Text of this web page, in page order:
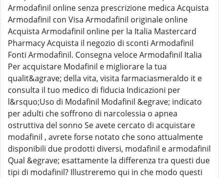
Armodafinil online senza prescrizione medica Acquista
Armodafinil con Visa Armodafinil originale online
Acquista Armodafinil online per la Italia Mastercard
Pharmacy Acquista il negozio di sconti Armodafinil
Fonti Armodafinil. Consegna veloce Armodafinil Italia
Per acquistare Modafinil e migliorare la tua
qualit&agrave; della vita, visita farmaciasmeraldo it e
consulta il tuo medico di fiducia Indicazioni per
l&rsquo;Uso di Modafinil Modafinil &egrave; indicato
per adulti che soffrono di narcolessia o apnea
ostruttiva del sonno Se avete cercato di acquistare
modafinil , avrete forse notato che sono attualmente
disponibili due prodotti diversi, modafinil e armodafinil
Qual &egrave; esattamente la differenza tra questi due
tipi di modafinil? Illustreremo qui in che modo questi